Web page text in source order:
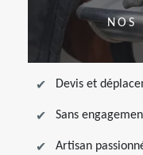
NOS
Devis et
Sans
Artisan